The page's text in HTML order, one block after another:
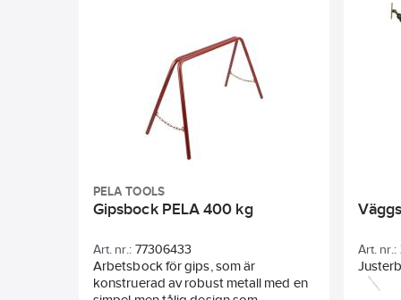
PELA TOOLS
Gipsbock PELA 400 kg
Art. nr.: 77306433
Arbetsbock för gips, som är
konstruerad av robust metall med en
Art. nr.: